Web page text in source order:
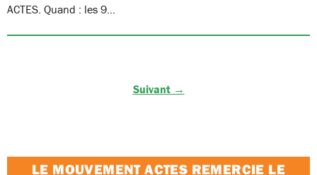
ACTES. Quand : les 9…
Suivant →
LE MOUVEMENT ACTES REMERCIE LE